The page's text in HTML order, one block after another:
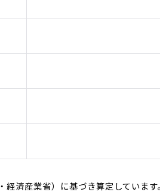
経済産業省）に基づき算定しています